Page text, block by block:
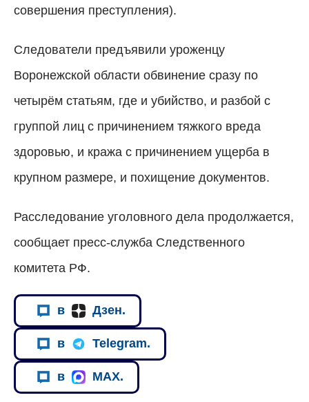
совершения преступления).
Следователи предъявили уроженцу
Воронежской области обвинение сразу по
четырём статьям, где и убийство, и разбой с
группой лиц с причинением тяжкого вреда
здоровью, и кража с причинением ущерба в
крупном размере, и похищение документов.
Расследование уголовного дела продолжается,
сообщает пресс-служба Следственного
комитета РФ.
в Дзен.
в Telegram.
в MAX.